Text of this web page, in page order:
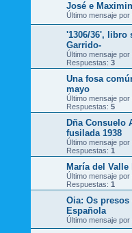
José e
Último mensaje por
'1306/36', libro
Garrido-
Último mensaje por
Respuestas: 3
Una fosa
mayo
Último mensaje por
Respuestas: 5
Dña Consuelo
fusilada 1938
Último mensaje por
Respuestas: 1
María del
Último mensaje por
Respuestas: 1
Oia: Os
Española
Último mensaje por